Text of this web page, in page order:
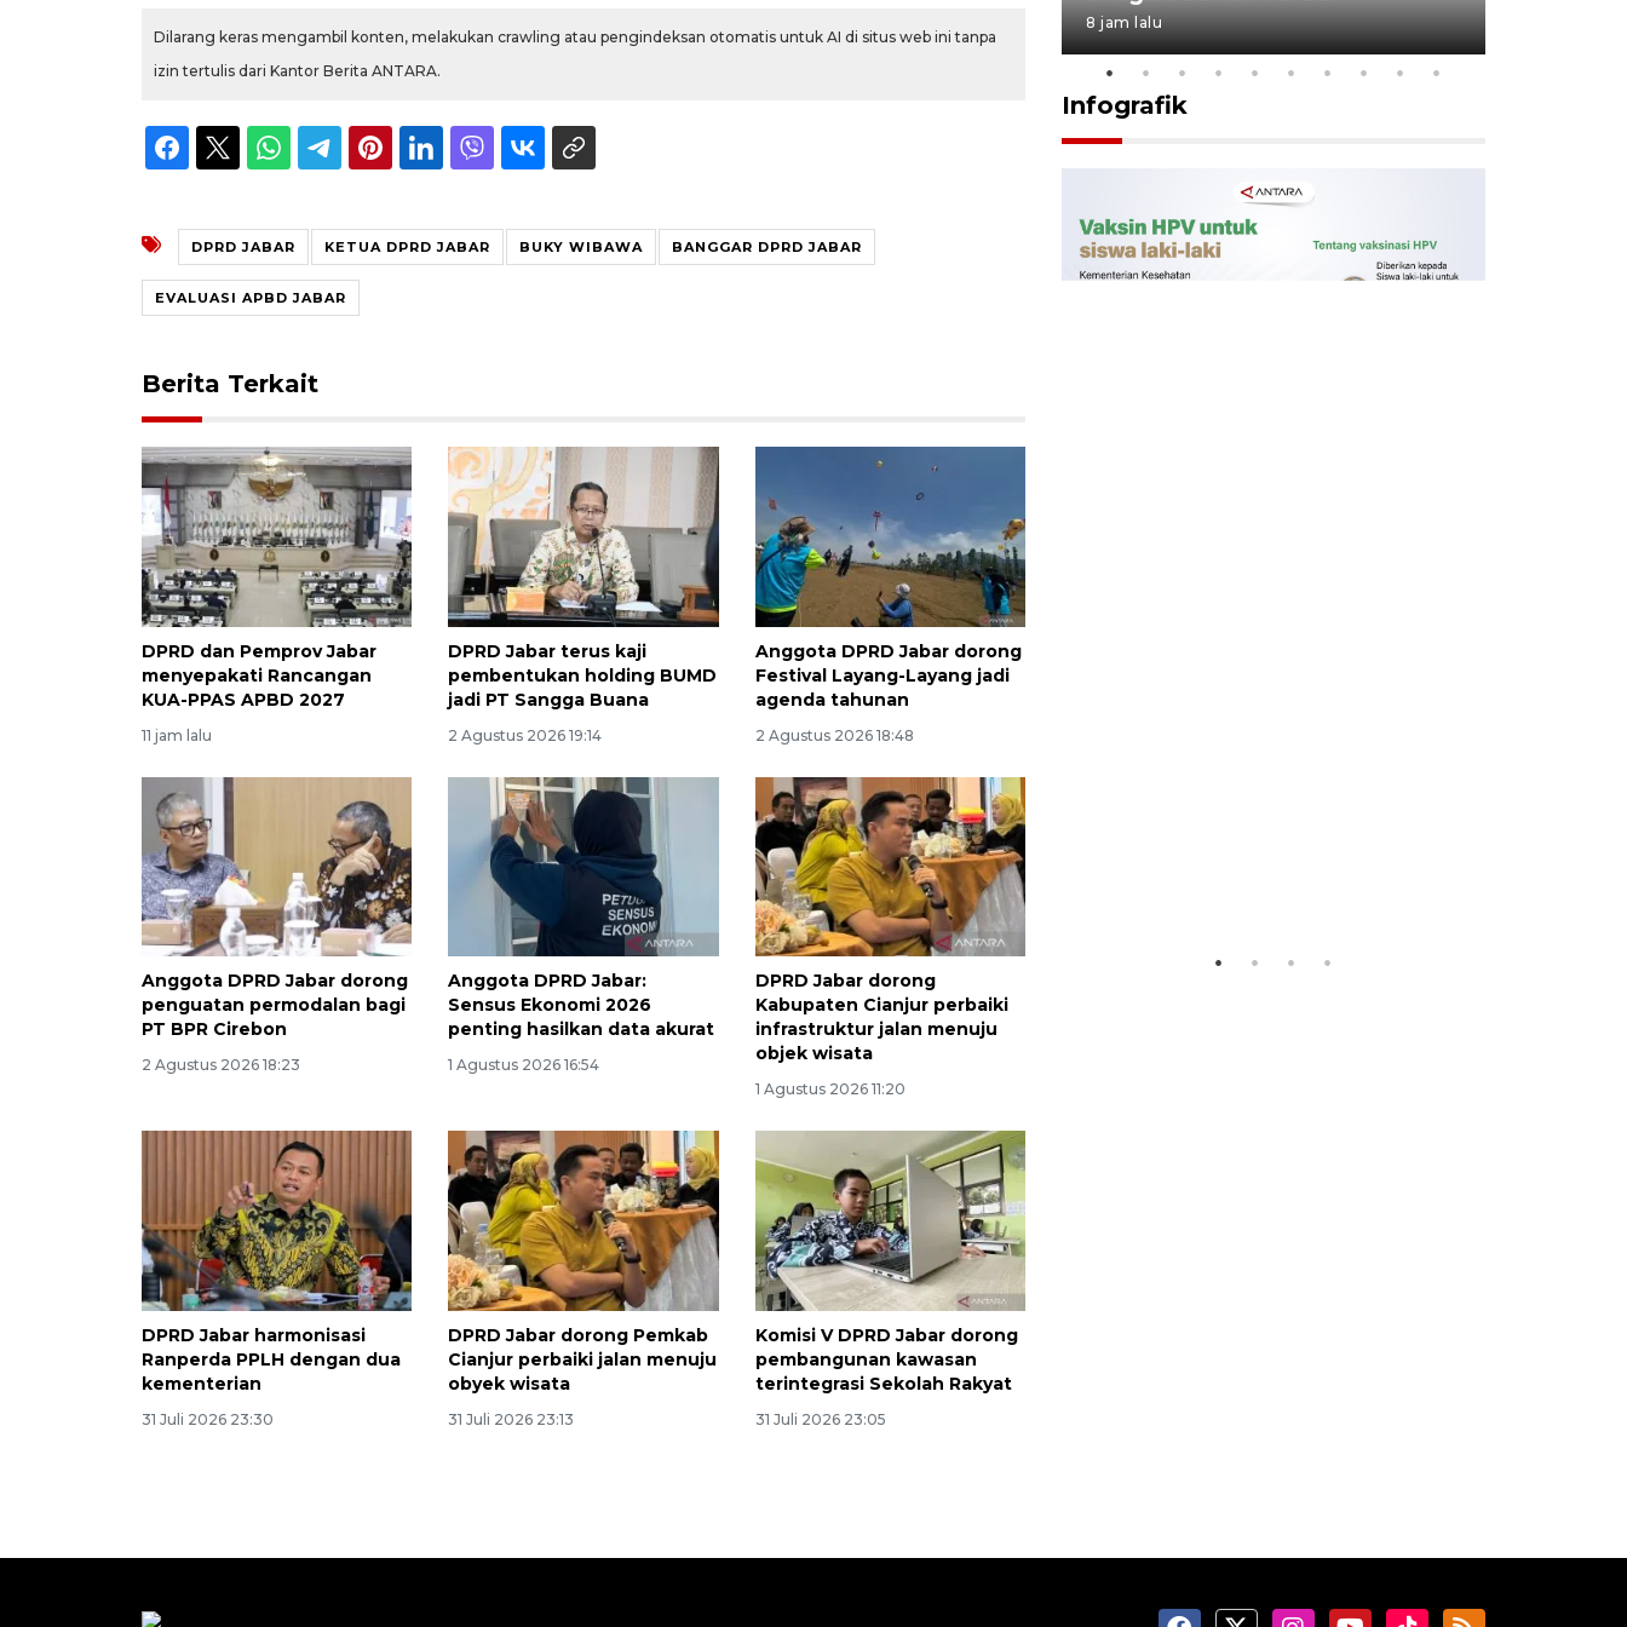
Dilarang keras mengambil konten, melakukan crawling atau pengindeksan otomatis untuk AI di situs web ini tanpa
izin tertulis dari Kantor Berita ANTARA.
DPRD JABAR KETUA DPRD JABAR BUKY WIBAWA BANGGAR DPRD JABAR
EVALUASI APBD JABAR
Berita Terkait
DPRD dan Pemprov Jabar
menyepakati Rancangan
KUA-PPAS APBD 2027
11 jam lalu
DPRD Jabar terus kaji
pembentukan holding BUMD
jadi PT Sangga Buana
2 Agustus 2026 19:14
Anggota DPRD Jabar dorong
Festival Layang-Layang jadi
agenda tahunan
2 Agustus 2026 18:48
Anggota DPRD Jabar dorong
penguatan permodalan bagi
PT BPR Cirebon
2 Agustus 2026 18:23
Anggota DPRD Jabar:
Sensus Ekonomi 2026
penting hasilkan data akurat
1 Agustus 2026 16:54
DPRD Jabar dorong
Kabupaten Cianjur perbaiki
infrastruktur jalan menuju
objek wisata
1 Agustus 2026 11:20
DPRD Jabar harmonisasi
Ranperda PPLH dengan dua
kementerian
31 Juli 2026 23:30
DPRD Jabar dorong Pemkab
Cianjur perbaiki jalan menuju
obyek wisata
31 Juli 2026 23:13
Komisi V DPRD Jabar dorong
pembangunan kawasan
terintegrasi Sekolah Rakyat
31 Juli 2026 23:05
8 jam lalu
Infografik
Waspadai penyakit saat
musim kemarau
2026-08-05 12:00:00